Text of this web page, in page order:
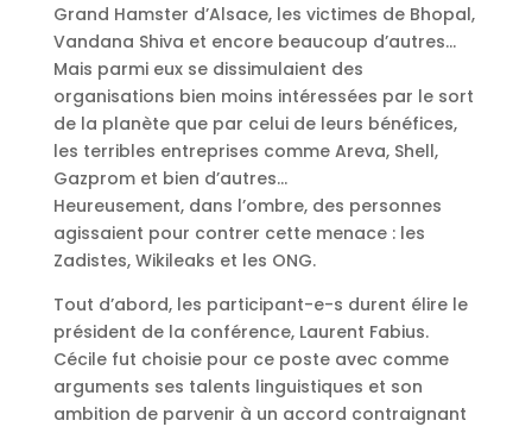
Grand Hamster d’Alsace, les victimes de Bhopal,
Vandana Shiva et encore beaucoup d’autres…
Mais parmi eux se dissimulaient des
organisations bien moins intéressées par le sort
de la planète que par celui de leurs bénéfices,
les terribles entreprises comme Areva, Shell,
Gazprom et bien d’autres…
Heureusement, dans l’ombre, des personnes
agissaient pour contrer cette menace : les
Zadistes, Wikileaks et les ONG.
Tout d’abord, les participant-e-s durent élire le
président de la conférence, Laurent Fabius.
Cécile fut choisie pour ce poste avec comme
arguments ses talents linguistiques et son
ambition de parvenir à un accord contraignant